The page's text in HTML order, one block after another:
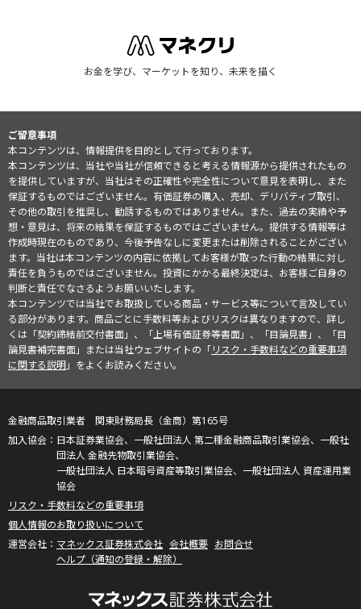
お金を学び、マーケットを知り、未来を描く
ご留意事項
本コンテンツは、情報提供を目的として行っております。
本コンテンツは、当社や当社が信頼できると考える情報源から提供されたもの
を提供していますが、当社はその正確性や完全性について意見を表明し、また
保証するものではございません。有価証券の購入、売却、デリバティブ取引、
その他の取引を推奨し、勧誘するものではありません。また、過去の実績や予
想・意見は、将来の結果を保証するものではございません。提供する情報等は
作成時現在のものであり、今後予告なしに変更または削除されることがござい
ます。当社は本コンテンツの内容に依拠してお客様が取った行動の結果に対し
責任を負うものではございません。投資にかかる最終決定は、お客様ご自身の
判断と責任でなさるようお願いいたします。
本コンテンツでは当社でお取扱している商品・サービス等について言及してい
る部分があります。商品ごとに手数料等およびリスクは異なりますので、詳し
くは「契約締結前交付書面」、「上場有価証券等書面」、「目論見書」、「目
論見書補完書面」または当社ウェブサイトの「リスク・手数料などの重要事項
に関する説明」をよくお読みください。
金融商品取引業者 関東財務局長（金商）第165号
日本証券業協会、一般社団法人 第二種金融商品取引業協会、一般社
団法人 金融先物取引業協会、
一般社団法人 日本暗号資産等取引業協会、一般社団法人 資産運用業
協会
リスク・手数料などの重要事項
個人情報のお取り扱いについて
マネックス証券株式会社 会社概要 お問合せ
ヘルプ（通知の登録・解除）